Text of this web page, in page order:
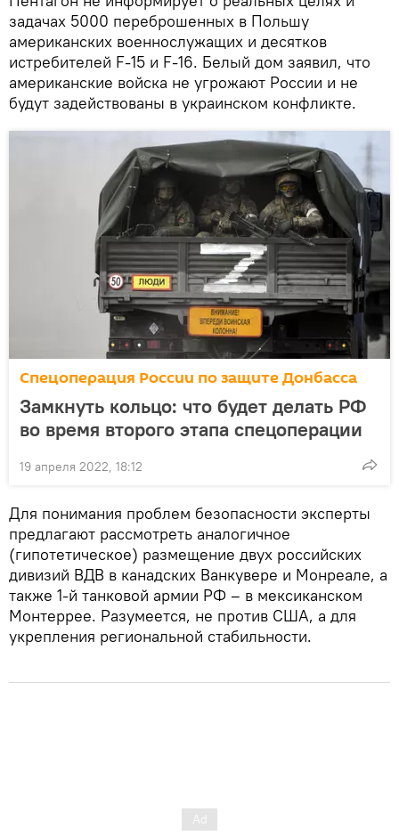
задачах 5000 переброшенных в Польшу
американских военнослужащих и десятков
истребителей F-15 и F-16. Белый дом заявил, что
американские войска не угрожают России и не
будут задействованы в украинском конфликте.
Спецоперация России по защите Донбасса
Замкнуть кольцо: что будет делать РФ
во время второго этапа спецоперации
19 апреля 2022, 18:12
Для понимания проблем безопасности эксперты
предлагают рассмотреть аналогичное
(гипотетическое) размещение двух российских
дивизий ВДВ в канадских Ванкувере и Монреале, а
также 1-й танковой армии РФ – в мексиканском
Монтеррее. Разумеется, не против США, а для
укрепления региональной стабильности.